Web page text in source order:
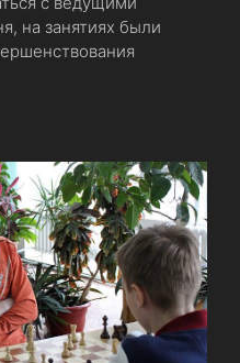
на занятиях были